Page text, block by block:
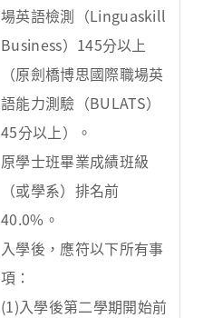
場英語檢測（Linguaskill
Business）145分以上
（原劍橋博思國際職場英
語能力測驗（BULATS）
45分以上）。
原學士班畢業成績班級
（或學系）排名前
40.0%。
入學後，應符以下所有事
項：
(1)入學後第二學期開始前